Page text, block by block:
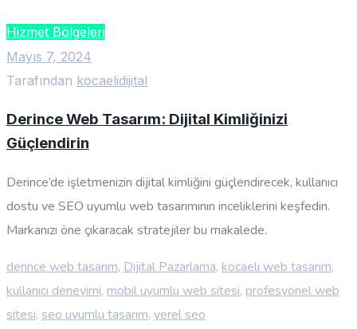
Hizmet Bölgeleri
Mayıs 7, 2024
Tarafından kocaelidijital
Derince Web Tasarım: Dijital Kimliğinizi
Güçlendirin
Derince’de işletmenizin dijital kimliğini güçlendirecek, kullanıcı
dostu ve SEO uyumlu web tasarımının inceliklerini keşfedin.
Markanızı öne çıkaracak stratejiler bu makalede.
derince web tasarım, Dijital Pazarlama, kocaeli web tasarım,
kullanıcı deneyimi, mobil uyumlu web sitesi, profesyonel web
sitesi, seo uyumlu tasarım, yerel seo